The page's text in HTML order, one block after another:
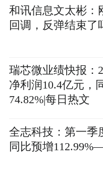
和讯信息文太彬：
回调，反弹结束了
瑞芯微业绩快报：
净利润10.4亿元，
74.82%|每日热文
全志科技：第一季
同比预增